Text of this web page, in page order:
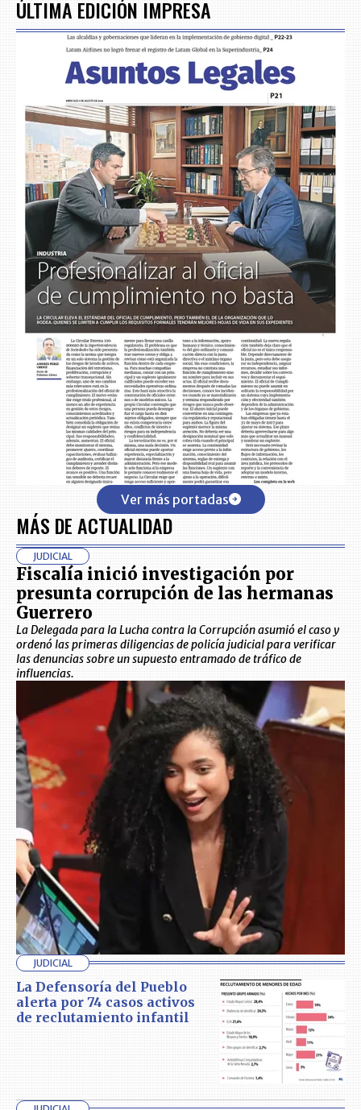
ÚLTIMA EDICIÓN IMPRESA
Ver más portadas
MÁS DE ACTUALIDAD
JUDICIAL
Fiscalía inició investigación por
presunta corrupción de las hermanas
Guerrero
La Delegada para la Lucha contra la Corrupción asumió el caso y
ordenó las primeras diligencias de policía judicial para verificar
las denuncias sobre un supuesto entramado de tráfico de
influencias.
JUDICIAL
La Defensoría del Pueblo
alerta por 74 casos activos
de reclutamiento infantil